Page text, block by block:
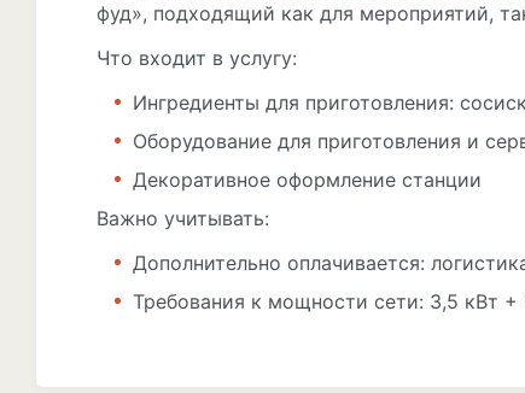
фуд», подходящий как для мероприятий,
Что входит в услугу:
Ингредиенты для приготовления:
Оборудование для приготовления и
Декоративное оформление станции
Важно учитывать:
Дополнительно оплачивается:
Требования к мощности сети: 3,5 кВт +